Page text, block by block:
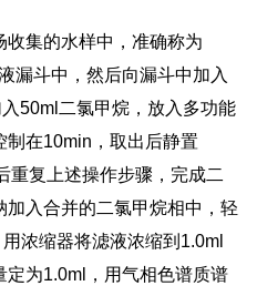
收集的水样中，准确称为
漏斗中，然后向漏斗中加入
50ml二氯甲烷，放入多功能
制在10min，取出后静置
重复上述操作步骤，完成二
入合并的二氯甲烷相中，轻
浓缩器将滤液浓缩到1.0ml
定为1.0ml，用气相色谱质谱